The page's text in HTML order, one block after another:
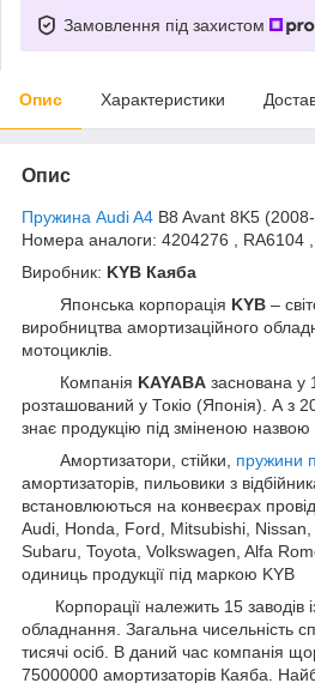
Замовлення під захистом
Опис Характеристики
Опис
Пружина Audi A4 B8 Avant 8K5
Номера аналоги: 4204276 , RA6104 ,
Виробник: KYB Каяба
Японська корпорація KYB –
виробництва амортизаційного
мотоциклів.
Компанія KAYABA заснована у
розташований у Токіо (Японія). А з
знає продукцію під зміненою назвою
Амортизатори, стійки, пружини
амортизаторів, пильовики з
встановлюються на конвеєрах
Audi, Honda, Ford, Mitsubishi, Nissan,
Subaru, Toyota, Volkswagen, Alfa
одиниць продукції під маркою KYB
Корпорації належить 15 заводів із
обладнання. Загальна чисельність
тисячі осіб. В даний час компанія
75000000 амортизаторів Каяба.